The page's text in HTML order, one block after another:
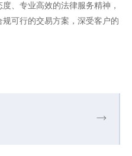
、专业高效的法律服务精神，
可行的交易方案，深受客户的